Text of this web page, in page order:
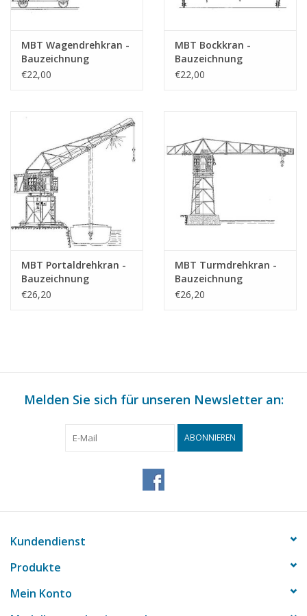
MBT Wagendrehkran -
Bauzeichnung
Maßstab 1 : 50
€22,00
MBT Bockkran -
Bauzeichnung
Maßstab 1 : 50
€22,00
MBT Portaldrehkran -
Bauzeichnung
Maßstab 1 : 50
€26,20
MBT Turmdrehkran -
Bauzeichnung
Maßstab 1 : 50
€26,20
Melden Sie sich für unseren Newsletter an:
ABONNIEREN
Kundendienst
Produkte
Mein Konto